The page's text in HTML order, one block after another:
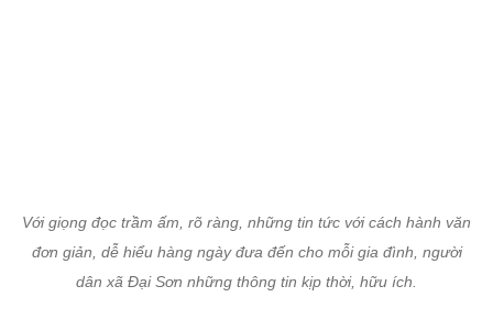
Với giọng đọc trầm ấm, rõ ràng, những tin tức với cách hành văn
đơn giản, dễ hiểu hàng ngày đưa đến cho mỗi gia đình, người
dân xã Đại Sơn những thông tin kịp thời, hữu ích.